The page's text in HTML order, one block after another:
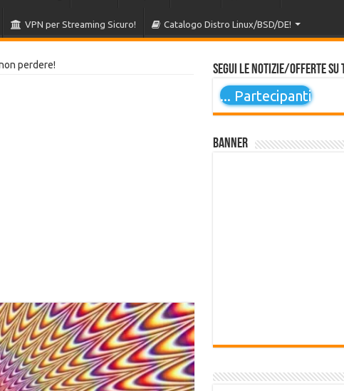
VPN per Streaming Sicuro! Catalogo Distro Linux/BSD/DE!
perdere! Segui le notizie/offerte su
... Partecipanti
Banner